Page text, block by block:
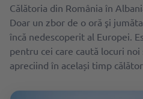
Călătoria din România în
Doar un zbor de o oră şi
încă nedescoperit al Europei.
pentru cei care caută locuri
apreciind în același timp